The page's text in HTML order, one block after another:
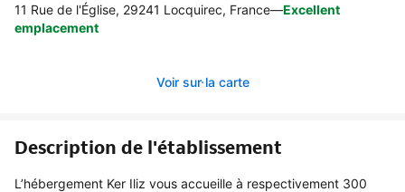
11 Rue de l'Église, 29241 Locquirec, France—Excellent
emplacement
Voir sur la carte
Description de l'établissement
L’hébergement Ker Iliz vous accueille à respectivement 300